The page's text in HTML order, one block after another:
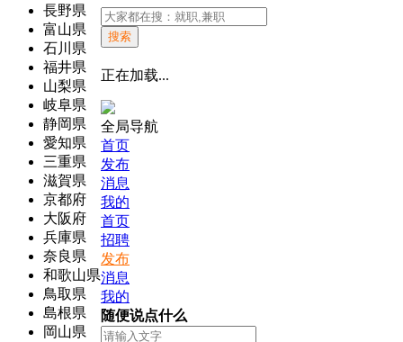
長野県
富山県
石川県
福井県
山梨県
岐阜県
静岡県
愛知県
三重県
滋賀県
京都府
大阪府
兵庫県
奈良県
和歌山県
鳥取県
島根県
岡山県
搜索
正在加载...
全局导航
首页
发布
消息
我的
首页
招聘
发布
消息
我的
随便说点什么